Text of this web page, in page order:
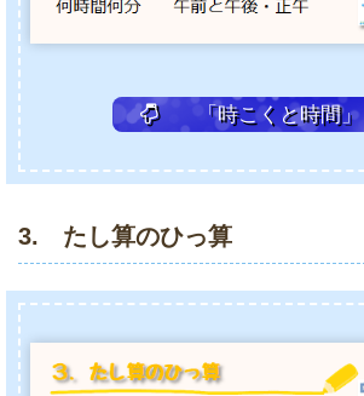
「時こくと時
3. たし算のひっ算